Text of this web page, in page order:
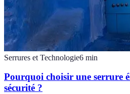
Serrures et Technologie6 min
Pourquoi choisir une serrure
sécurité ?